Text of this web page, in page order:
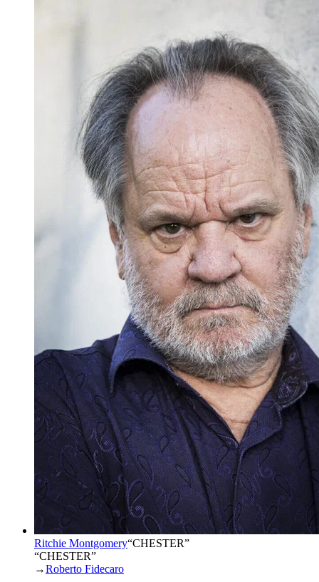
Ritchie Montgomery“CHESTER”
“CHESTER”
→Roberto Fidecaro